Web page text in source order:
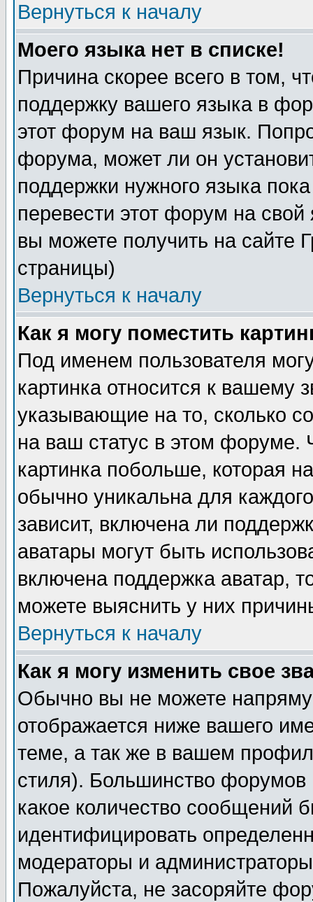
Вернуться к началу
Моего языка нет в списке!
Причина скорее всего в том,
поддержку вашего языка в
этот форум на ваш язык.
форума, может ли он
поддержки нужного языка
перевести этот форум на
вы можете получить на сайте
страницы)
Вернуться к началу
Как я могу поместить
Под именем пользователя
картинка относится к вашему
указывающие на то, сколько
на ваш статус в этом форуме.
картинка побольше, которая
обычно уникальна для
зависит, включена ли
аватары могут быть
включена поддержка аватар,
можете выяснить у них
Вернуться к началу
Как я могу изменить свое
Обычно вы не можете
отображается ниже вашего
теме, а так же в вашем
стиля). Большинство форумов
какое количество сообщений
идентифицировать
модераторы и
Пожалуйста, не засоряйте